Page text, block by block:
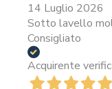
14 Luglio 2026
Sotto lavello
Consigliato
Acquirente